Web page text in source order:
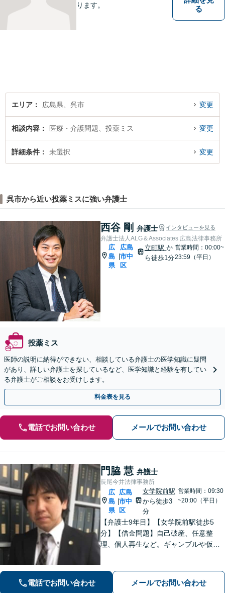
ります。
る
エリア 広島県、呉市 変更
相談内容 医療・介護問題、投薬ミス 変更
詳細条件 未選択 変更
呉市から近い投薬ミスに強い弁護士
西谷 剛 弁護士 インタビューを見る
弁護士法人ALG＆Associates 広島法律事務所
広
島
県
広島
市中
区
立町駅 か
ら徒歩1分
営業時間：00:00~
23:59（平日）
投薬ミス
医師の説明に納得ができない、相談している弁護士の医学知識に疑問
があり、詳しい弁護士を探しているなど、医学知識と経験を有してい
る弁護士がご相談をお受けします。
料金表を見る
電話でお問い合わせ メールでお問い合わせ
門脇 慧 弁護士
長尾今井法律事務所
広
島
県
|
広島
市中
区
女学院前駅
から徒歩3
分
営業時間：09:30
~20:00（平日）
【弁護士9年目】【女学院前駅徒歩5
分】【借金問題】自己破産、任意整
理、個人再生など。ギャンブルや仮想
などご相談ください【夜間土日祝相談
可】【初回相談無料】【Zoom面談可】
電話でお問い合わせ メールでお問い合わせ